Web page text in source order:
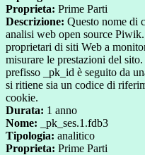
Proprieta: Prime Parti
Descrizione: Questo nome di
analisi web open source
proprietari di siti Web a
misurare le prestazioni del
prefisso _pk_id è seguito da
si ritiene sia un codice di
cookie.
Durata: 1 anno
Nome: _pk_ses.1.fdb3
Tipologia: analitico
Proprieta: Prime Parti